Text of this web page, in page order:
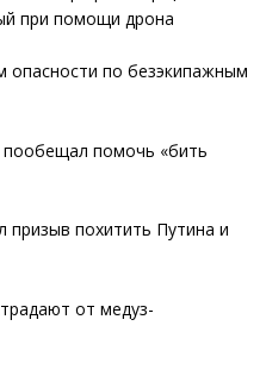
при помощи дрона
опасности по безэкипажным
помочь «бить
призыв похитить Путина и
от медуз-